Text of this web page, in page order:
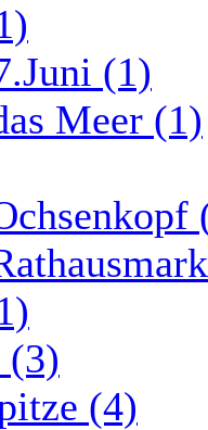
(1)
Meer (1)
(3)
(4)